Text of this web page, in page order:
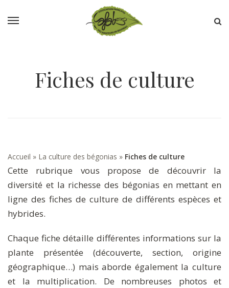
Fiches de culture
Accueil » La culture des bégonias » Fiches de culture
Cette rubrique vous propose de découvrir la
diversité et la richesse des bégonias en mettant en
ligne des fiches de culture de différents espèces et
hybrides.
Chaque fiche détaille différentes informations sur la
plante présentée (découverte, section, origine
géographique…) mais aborde également la culture
et la multiplication. De nombreuses photos et